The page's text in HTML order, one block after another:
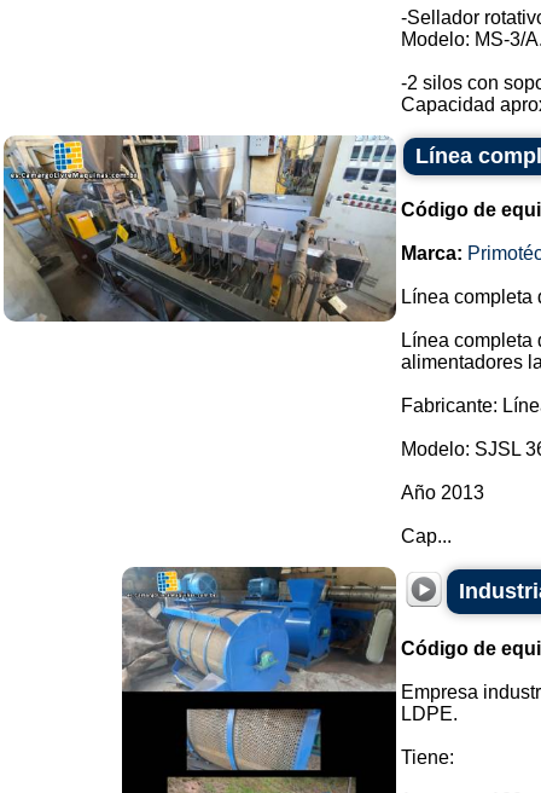
-Sellador
Modelo: MS-3/
-2 silos con
Capacidad
Línea
Código de
Marca:
Línea completa
Línea completa
alimentadores
Fabricante:
Modelo: SJSL
Año 2013
Cap...
Código de
Empresa
LDPE.
Tiene: